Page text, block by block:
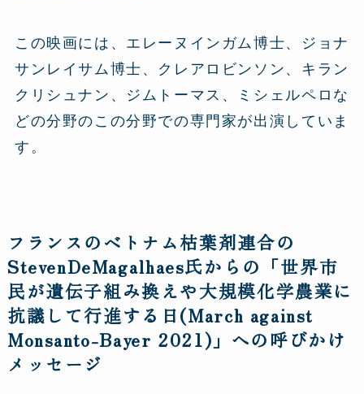
この映画には、エレーヌインガム博士、ジョナ
サンレイサム博士、クレアロビンソン、キラン
クリシュナン、ジムトーマス、ミシェルペロな
どの分野のこの分野での専門家が出演していま
す。
フランスのベトナム枯葉剤連合の
StevenDeMagalhaes氏からの「世界市
民が遺伝子組み換えや大規模化学農業に
抗議して行進する日(March against
Monsanto-Bayer 2021)」への呼びかけ
メッセージ